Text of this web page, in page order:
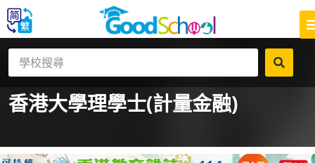
香港大學理學士(計量金融)